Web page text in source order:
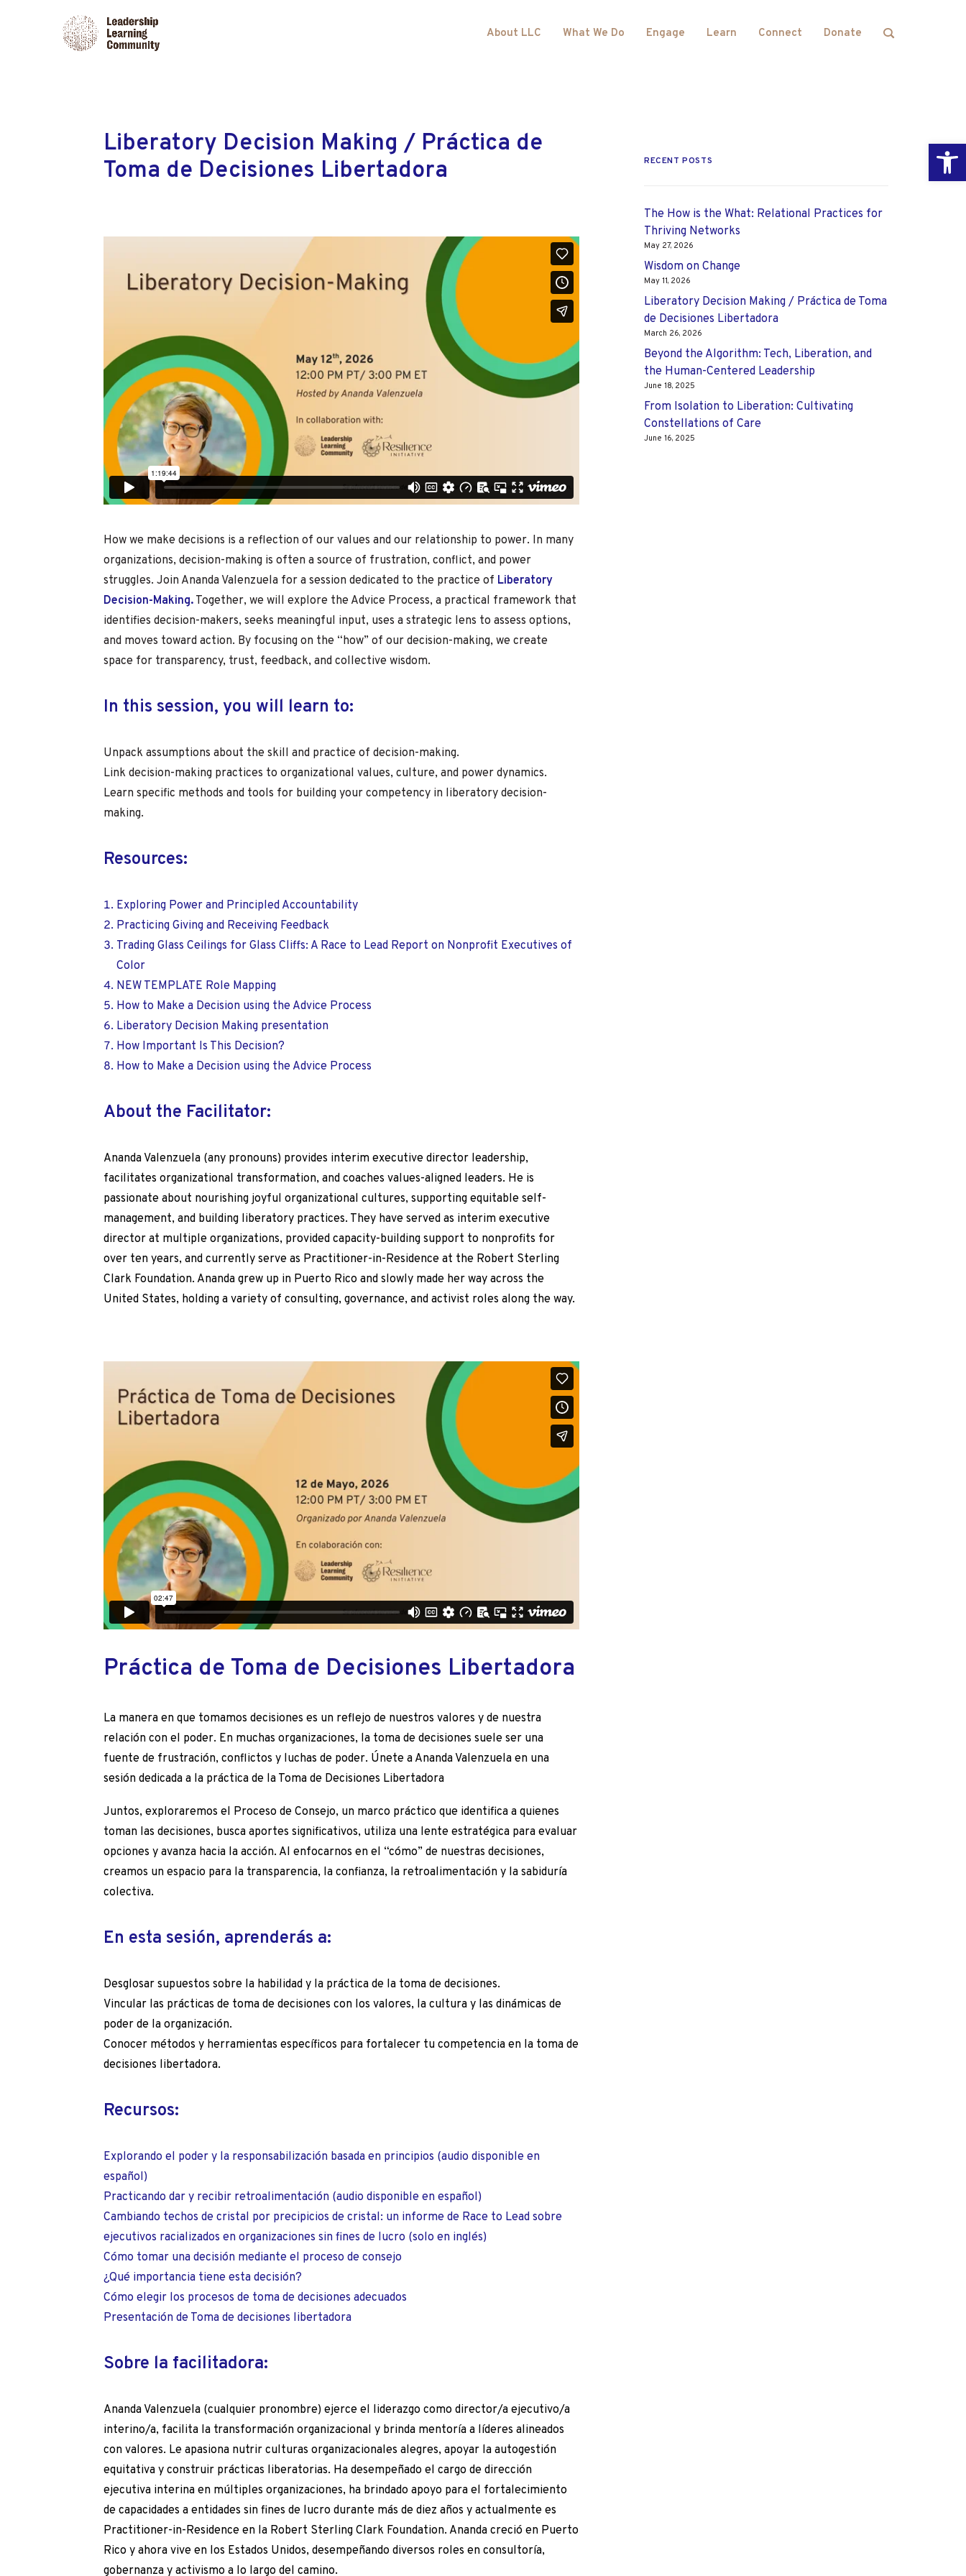
About LLC What We Do Engage Learn Connect Donate
Liberatory Decision Making / Práctica de
Toma de Decisiones Libertadora
How we make decisions is a reflection of our values and our relationship to power. In many
organizations, decision-making is often a source of frustration, conflict, and power
struggles. Join Ananda Valenzuela for a session dedicated to the practice of Liberatory
Decision-Making. Together, we will explore the Advice Process, a practical framework that
identifies decision-makers, seeks meaningful input, uses a strategic lens to assess options,
and moves toward action. By focusing on the “how” of our decision-making, we create
space for transparency, trust, feedback, and collective wisdom.
In this session, you will learn to:
Unpack assumptions about the skill and practice of decision-making.
Link decision-making practices to organizational values, culture, and power dynamics.
Learn specific methods and tools for building your competency in liberatory decision-
making.
Resources:
Exploring Power and Principled Accountability
Practicing Giving and Receiving Feedback
Trading Glass Ceilings for Glass Cliffs: A Race to Lead Report on Nonprofit Executives of
Color
NEW TEMPLATE Role Mapping
How to Make a Decision using the Advice Process
Liberatory Decision Making presentation
How Important Is This Decision?
How to Make a Decision using the Advice Process
About the Facilitator:
Ananda Valenzuela (any pronouns) provides interim executive director leadership,
facilitates organizational transformation, and coaches values-aligned leaders. He is
passionate about nourishing joyful organizational cultures, supporting equitable self-
management, and building liberatory practices. They have served as interim executive
director at multiple organizations, provided capacity-building support to nonprofits for
over ten years, and currently serve as Practitioner-in-Residence at the Robert Sterling
Clark Foundation. Ananda grew up in Puerto Rico and slowly made her way across the
United States, holding a variety of consulting, governance, and activist roles along the way.
Práctica de Toma de Decisiones Libertadora
La manera en que tomamos decisiones es un reflejo de nuestros valores y de nuestra
relación con el poder. En muchas organizaciones, la toma de decisiones suele ser una
fuente de frustración, conflictos y luchas de poder. Únete a Ananda Valenzuela en una
sesión dedicada a la práctica de la Toma de Decisiones Libertadora
Juntos, exploraremos el Proceso de Consejo, un marco práctico que identifica a quienes
toman las decisiones, busca aportes significativos, utiliza una lente estratégica para evaluar
opciones y avanza hacia la acción. Al enfocarnos en el “cómo” de nuestras decisiones,
creamos un espacio para la transparencia, la confianza, la retroalimentación y la sabiduría
colectiva.
En esta sesión, aprenderás a:
Desglosar supuestos sobre la habilidad y la práctica de la toma de decisiones.
Vincular las prácticas de toma de decisiones con los valores, la cultura y las dinámicas de
poder de la organización.
Conocer métodos y herramientas específicos para fortalecer tu competencia en la toma de
decisiones libertadora.
Recursos:
Explorando el poder y la responsabilización basada en principios (audio disponible en
español)
Practicando dar y recibir retroalimentación (audio disponible en español)
Cambiando techos de cristal por precipicios de cristal: un informe de Race to Lead sobre
ejecutivos racializados en organizaciones sin fines de lucro (solo en inglés)
Cómo tomar una decisión mediante el proceso de consejo
¿Qué importancia tiene esta decisión?
Cómo elegir los procesos de toma de decisiones adecuados
Presentación de Toma de decisiones libertadora
Sobre la facilitadora:
Ananda Valenzuela (cualquier pronombre) ejerce el liderazgo como director/a ejecutivo/a
interino/a, facilita la transformación organizacional y brinda mentoría a líderes alineados
con valores. Le apasiona nutrir culturas organizacionales alegres, apoyar la autogestión
equitativa y construir prácticas liberatorias. Ha desempeñado el cargo de dirección
ejecutiva interina en múltiples organizaciones, ha brindado apoyo para el fortalecimiento
de capacidades a entidades sin fines de lucro durante más de diez años y actualmente es
Practitioner-in-Residence en la Robert Sterling Clark Foundation. Ananda creció en Puerto
Rico y ahora vive en los Estados Unidos, desempeñando diversos roles en consultoría,
gobernanza y activismo a lo largo del camino.
RECENT POSTS
The How is the What: Relational Practices for
Thriving Networks
May 27, 2026
Wisdom on Change
May 11, 2026
Liberatory Decision Making / Práctica de Toma
de Decisiones Libertadora
March 26, 2026
Beyond the Algorithm: Tech, Liberation, and
the Human-Centered Leadership
June 18, 2025
From Isolation to Liberation: Cultivating
Constellations of Care
June 16, 2025